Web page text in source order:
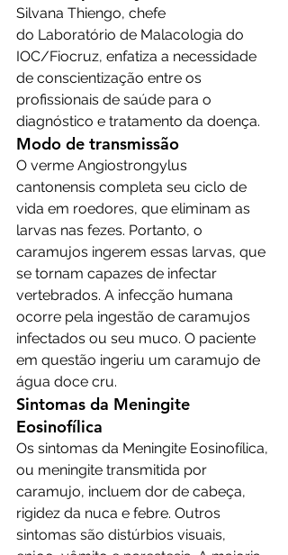
Silvana Thiengo, chefe
do Laboratório de Malacologia do
IOC/Fiocruz, enfatiza a necessidade
de conscientização entre os
profissionais de saúde para o
diagnóstico e tratamento da doença.
Modo de transmissão
O verme Angiostrongylus
cantonensis completa seu ciclo de
vida em roedores, que eliminam as
larvas nas fezes. Portanto, o
caramujos ingerem essas larvas, que
se tornam capazes de infectar
vertebrados. A infecção humana
ocorre pela ingestão de caramujos
infectados ou seu muco. O paciente
em questão ingeriu um caramujo de
água doce cru.
Sintomas da Meningite
Eosinofílica
Os sintomas da Meningite Eosinofílica,
ou meningite transmitida por
caramujo, incluem dor de cabeça,
rigidez da nuca e febre. Outros
sintomas são distúrbios visuais,